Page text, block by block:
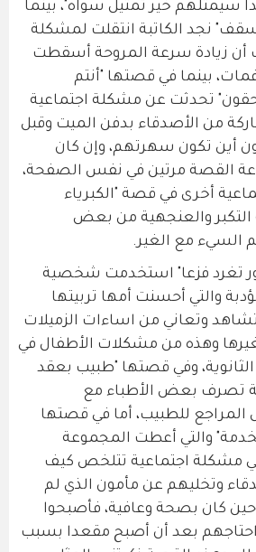
سيمثلهم خير تمثيل سواه"، بينما
نجد الكاتبة انتقلت لمشكلة
أن زيادة سرعة المروحة أسقطت
بينما في قصتها "أنتم
تحدثت عن مشكلة اجتماعية
من الأصدقاء بدفن الميت وقبل
أين تكون سهرتهم، وإن كان
القصة مرتين في نفس الصفحة،
أخرى في قصة "الكبرياء
والعنجهية من بعض
مع الغير.
تغرد فزعا" استخدمت شخصية
والتي أحسنت أمها تربيتها
تشاهد وتعاني من اساءات الزميلات
وهذه من مشكلات الأطفال في
وفي قصتها "طبيب بعقد
تصرف بعض الأطباء مع
المراجع للطبيب، أما في قصتها
والتي أعطت المجموعة
مشكلة اجتماعية تتلخص كيف
وتخليهم عن مأمون الذي لم
كان بصحة وعافية، فأصبحوا
بعد أن أصبح مقعدا بسبب